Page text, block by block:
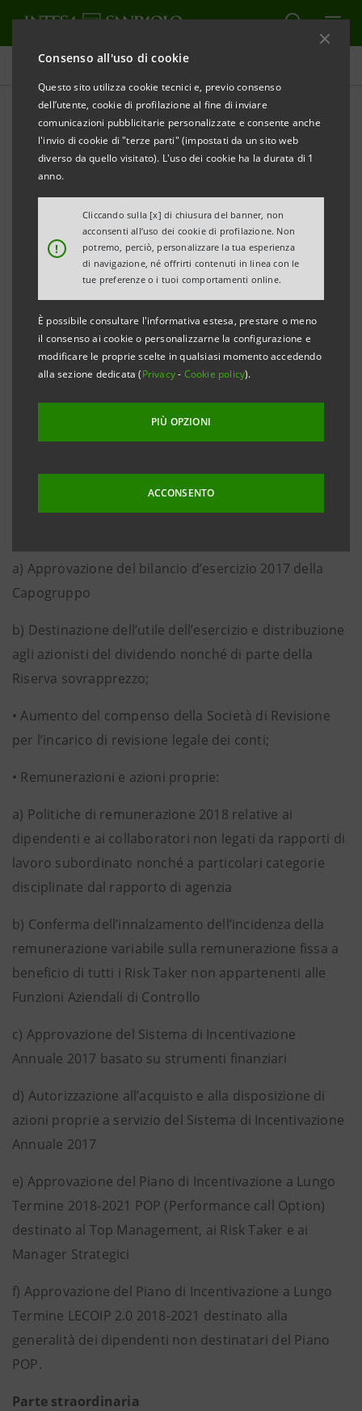
Consenso all'uso di cookie
Questo sito utilizza cookie tecnici e, previo consenso
dell’utente, cookie di profilazione al fine di inviare
comunicazioni pubblicitarie personalizzate e consente anche
l'invio di cookie di "terze parti" (impostati da un sito web
diverso da quello visitato). L'uso dei cookie ha la durata di 1
anno.
!
Cliccando sulla [x] di chiusura del banner, non
acconsenti all’uso dei cookie di profilazione. Non
potremo, perciò, personalizzare la tua esperienza
di navigazione, né offrirti contenuti in linea con le
tue preferenze o i tuoi comportamenti online.
È possibile consultare l'informativa estesa, prestare o meno
il consenso ai cookie o personalizzarne la configurazione e
modificare le proprie scelte in qualsiasi momento accedendo
alla sezione dedicata (Privacy- Cookie policy).
PIÙ OPZIONI
ACCONSENTO
Comunicati stampa
STAMPA AGGIORNA
INTESA SANPAOLO:INTEGRAZIONE DELL’AVVISO DI
CONVOCAZIONE DELL’ASSEMBLEA
Assemblea degli azionisti titolari di azioni
ordinarie
di Intesa Sanpaolo S.p.A., convocata con
avviso pubblicato in data 6 febbraio 2018, presso il
Nuovo Centro Direzionale in Torino, con ingresso in
Corso Inghilterra n. 3, per le
2018, in unica convocazione.
Al riguardo, si comunica che il Consiglio di
di integrare l’elenco delle materie che l’Assemblea
dovrà trattare, prevedendo l’inserimento dei seguenti
punti:
a) Approvazione del bilancio d’esercizio 2017 della
Capogruppo
b) Destinazione dell’utile dell’esercizio e distribuzione
agli azionisti del dividendo nonché di parte della
Riserva sovrapprezzo;
• Aumento del compenso della Società di Revisione
per l’incarico di revisione legale dei conti;
• Remunerazioni e azioni proprie:
a) Politiche di remunerazione 2018 relative ai
dipendenti e ai collaboratori non legati da rapporti di
lavoro subordinato nonché a particolari categorie
disciplinate dal rapporto di agenzia
b) Conferma dell’innalzamento dell’incidenza della
remunerazione variabile sulla remunerazione fissa a
beneficio di tutti i Risk Taker non appartenenti alle
Funzioni Aziendali di Controllo
c) Approvazione del Sistema di Incentivazione
Annuale 2017 basato su strumenti finanziari
d) Autorizzazione all’acquisto e alla disposizione di
azioni proprie a servizio del Sistema di Incentivazione
Annuale 2017
e) Approvazione del Piano di Incentivazione a Lungo
Termine 2018-2021 POP (Performance call Option)
destinato al Top Management, ai Risk Taker e ai
Manager Strategici
f) Approvazione del Piano di Incentivazione a Lungo
Termine LECOIP 2.0 2018-2021 destinato alla
generalità dei dipendenti non destinatari del Piano
POP.
Parte straordinaria